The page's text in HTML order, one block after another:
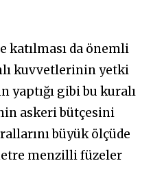
katılması da önemli
kuvvetlerinin yetki
yaptığı gibi bu kuralı
askeri bütçesini
büyük ölçüde
menzilli füzeler